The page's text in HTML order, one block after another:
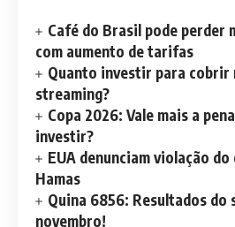
Café do Brasil pode perder
com aumento de tarifas
Quanto investir para cobrir
streaming?
Copa 2026: Vale mais a
investir?
EUA denunciam violação
Hamas
Quina 6856: Resultados do
novembro!